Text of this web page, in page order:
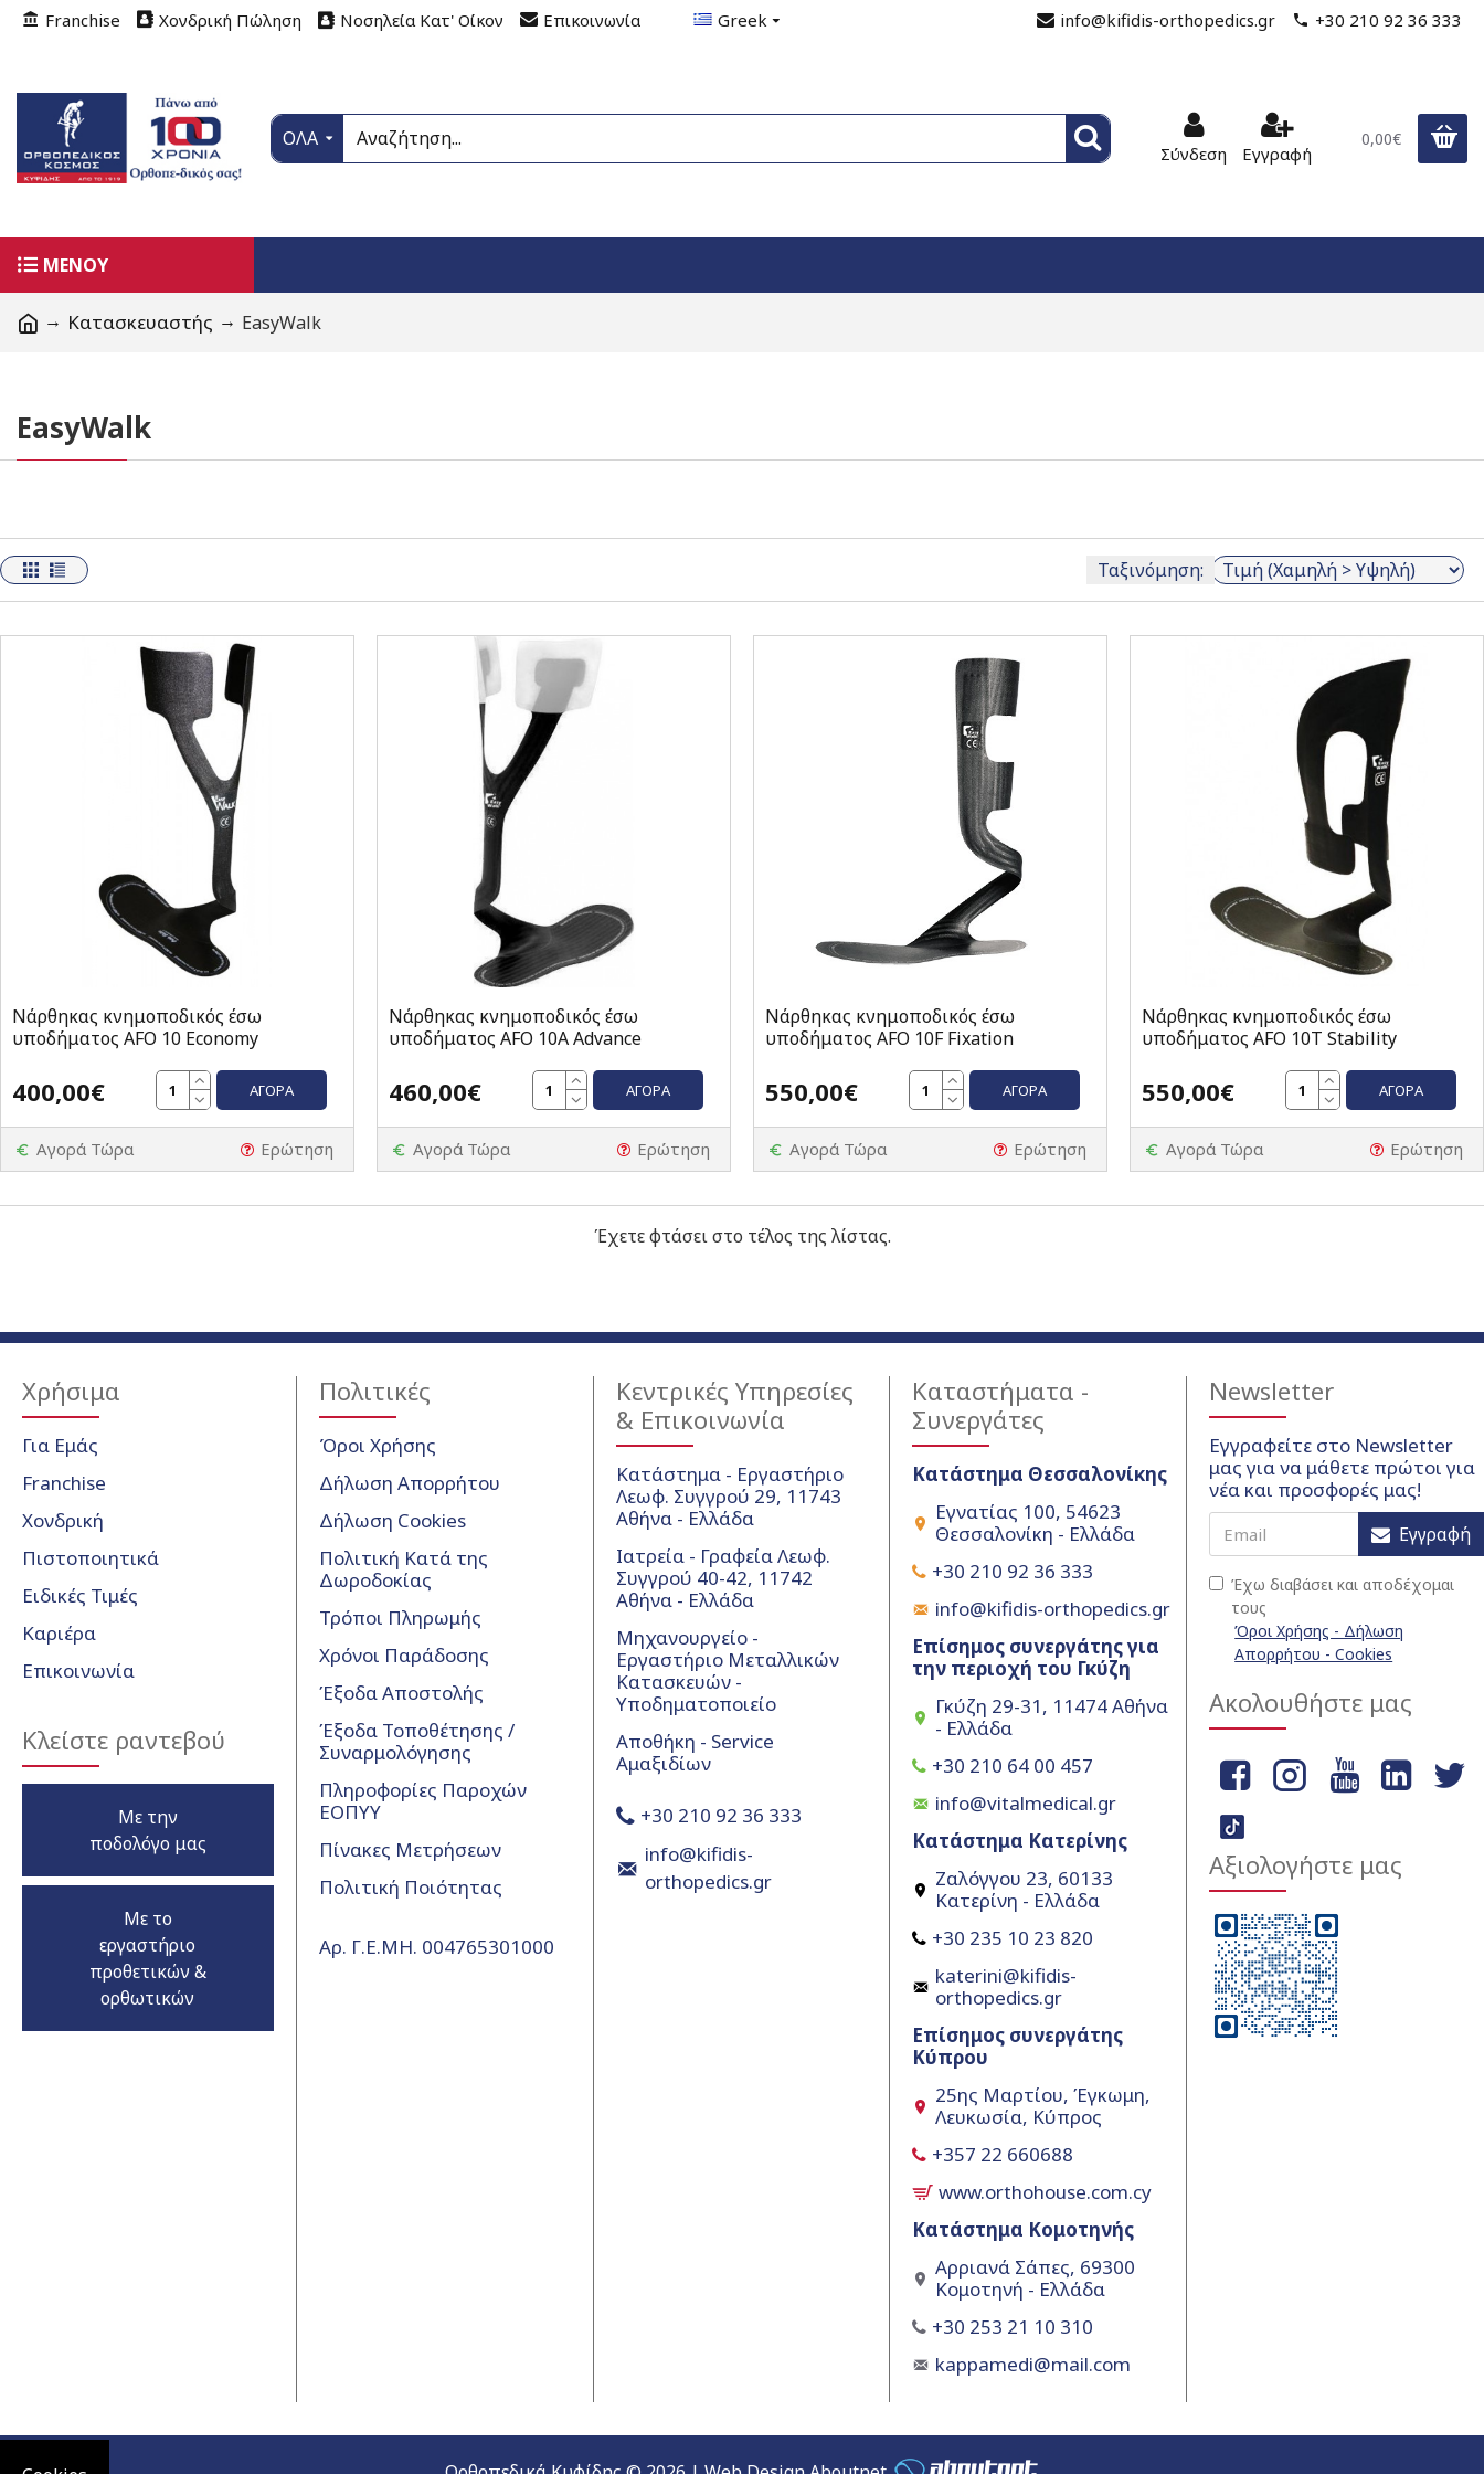
Franchise Χονδρική Πώληση Νοσηλεία Κατ' Οίκον Επικοινωνία Greek info@kifidis-orthopedics.gr +30 210 92 36 333
ΟΛΑ
Σύνδεση Εγγραφή
0,00€
ΜΕΝΟΥ
Κατασκευαστής EasyWalk
EasyWalk
Ταξινόμηση:
Νάρθηκας κνημοποδικός έσω
υποδήματος AFO 10 Economy
400,00€ ΑΓΟΡΆ
Αγορά Τώρα Ερώτηση
Νάρθηκας κνημοποδικός έσω
υποδήματος AFO 10Α Advance
460,00€ ΑΓΟΡΆ
Αγορά Τώρα Ερώτηση
Νάρθηκας κνημοποδικός έσω
υποδήματος AFO 10F Fixation
550,00€ ΑΓΟΡΆ
Αγορά Τώρα Ερώτηση
Νάρθηκας κνημοποδικός έσω
υποδήματος AFO 10T Stability
550,00€ ΑΓΟΡΆ
Αγορά Τώρα Ερώτηση
Έχετε φτάσει στο τέλος της λίστας.
Χρήσιμα
Για Εμάς
Franchise
Χονδρική
Πιστοποιητικά
Ειδικές Τιμές
Καριέρα
Επικοινωνία
Κλείστε ραντεβού
Με την
ποδολόγο μας
Με το
εργαστήριο
προθετικών &
ορθωτικών
Πολιτικές
Όροι Χρήσης
Δήλωση Απορρήτου
Δήλωση Cookies
Πολιτική Κατά της
Δωροδοκίας
Τρόποι Πληρωμής
Χρόνοι Παράδοσης
Έξοδα Αποστολής
Έξοδα Τοποθέτησης /
Συναρμολόγησης
Πληροφορίες Παροχών
ΕΟΠΥΥ
Πίνακες Μετρήσεων
Πολιτική Ποιότητας
Αρ. Γ.Ε.ΜΗ. 004765301000
Κεντρικές Υπηρεσίες
& Επικοινωνία
Κατάστημα - Εργαστήριο
Λεωφ. Συγγρού 29, 11743
Αθήνα - Ελλάδα
Ιατρεία - Γραφεία Λεωφ.
Συγγρού 40-42, 11742
Αθήνα - Ελλάδα
Μηχανουργείο -
Εργαστήριο Μεταλλικών
Κατασκευών -
Υποδηματοποιείο
Αποθήκη - Service
Αμαξιδίων
+30 210 92 36 333
info@kifidis-
orthopedics.gr
Καταστήματα -
Συνεργάτες
Κατάστημα Θεσσαλονίκης
Εγνατίας 100, 54623
Θεσσαλονίκη - Ελλάδα
+30 210 92 36 333
info@kifidis-orthopedics.gr
Επίσημος συνεργάτης για
την περιοχή του Γκύζη
Γκύζη 29-31, 11474 Αθήνα
- Ελλάδα
+30 210 64 00 457
info@vitalmedical.gr
Κατάστημα Κατερίνης
Ζαλόγγου 23, 60133
Κατερίνη - Ελλάδα
+30 235 10 23 820
katerini@kifidis-
orthopedics.gr
Επίσημος συνεργάτης
Κύπρου
25ης Μαρτίου, Έγκωμη,
Λευκωσία, Κύπρος
+357 22 660688
www.orthohouse.com.cy
Κατάστημα Κομοτηνής
Αρριανά Σάπες, 69300
Κομοτηνή - Ελλάδα
+30 253 21 10 310
kappamedi@mail.com
Newsletter
Εγγραφείτε στο Newsletter
μας για να μάθετε πρώτοι για
νέα και προσφορές μας!
Εγγραφή
Έχω διαβάσει και αποδέχομαι
τους
Όροι Χρήσης - Δήλωση
Απορρήτου - Cookies
Ακολουθήστε μας
Αξιολογήστε μας